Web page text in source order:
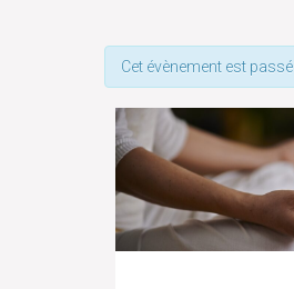
Cet évènement est passé